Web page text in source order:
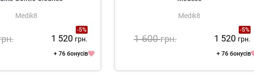
Medik8
-5%
1 520 грн.
+ 76 бонусів
Medik8
-5%
1 600грн. 1 520 грн.
+ 76 бонусів